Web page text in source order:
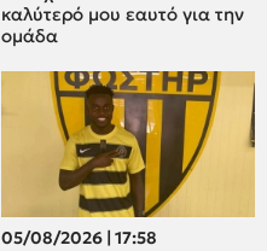
καλύτερό μου εαυτό για την
ομάδα
05/08/2026 | 17:58